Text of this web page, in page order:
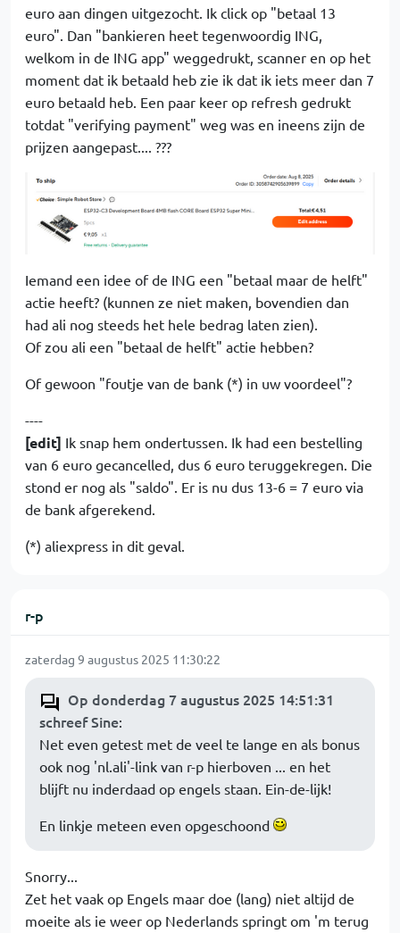
euro aan dingen uitgezocht. Ik click op "betaal 13
euro". Dan "bankieren heet tegenwoordig ING,
welkom in de ING app" weggedrukt, scanner en op het
moment dat ik betaald heb zie ik dat ik iets meer dan 7
euro betaald heb. Een paar keer op refresh gedrukt
totdat "verifying payment" weg was en ineens zijn de
prijzen aangepast.... ???
Iemand een idee of de ING een "betaal maar de helft"
actie heeft? (kunnen ze niet maken, bovendien dan
had ali nog steeds het hele bedrag laten zien).
Of zou ali een "betaal de helft" actie hebben?
Of gewoon "foutje van de bank (*) in uw voordeel"?
----
[edit] Ik snap hem ondertussen. Ik had een bestelling
van 6 euro gecancelled, dus 6 euro teruggekregen. Die
stond er nog als "saldo". Er is nu dus 13-6 = 7 euro via
de bank afgerekend.
(*) aliexpress in dit geval.
r-p
zaterdag 9 augustus 2025 11:30:22
Op donderdag 7 augustus 2025 14:51:31
schreef Sine:
Net even getest met de veel te lange en als bonus
ook nog 'nl.ali'-link van r-p hierboven ... en het
blijft nu inderdaad op engels staan. Ein-de-lijk!
En linkje meteen even opgeschoond
Snorry...
Zet het vaak op Engels maar doe (lang) niet altijd de
moeite als ie weer op Nederlands springt om 'm terug